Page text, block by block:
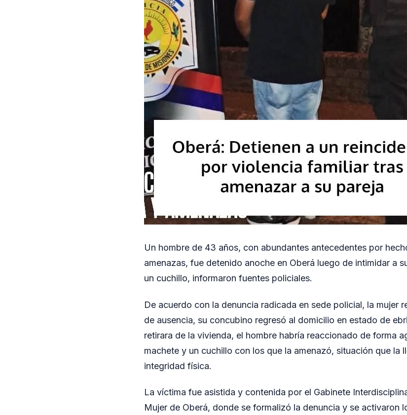
Un hombre de 43 años, con abundantes antecedentes por
amenazas, fue detenido anoche en Oberá luego de intimidar a
un cuchillo, informaron fuentes policiales.
De acuerdo con la denuncia radicada en sede policial, la mujer
de ausencia, su concubino regresó al domicilio en estado de
retirara de la vivienda, el hombre habría reaccionado de forma
machete y un cuchillo con los que la amenazó, situación que la
integridad física.
La víctima fue asistida y contenida por el Gabinete
Mujer de Oberá, donde se formalizó la denuncia y se activaron